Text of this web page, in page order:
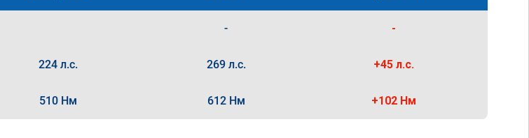
- -
224 л.с. 269 л.с. +45 л.с.
510 Нм 612 Нм +102 Нм